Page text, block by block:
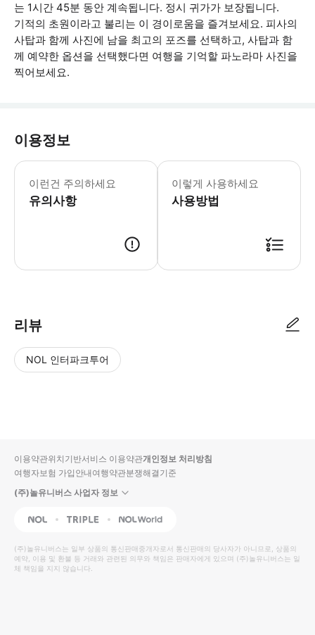
는 1시간 45분 동안 계속됩니다. 정시 귀가가 보장됩니다.
기적의 초원이라고 불리는 이 경이로움을 즐겨보세요. 피사의
사탑과 함께 사진에 남을 최고의 포즈를 선택하고, 사탑과 함
께 예약한 옵션을 선택했다면 여행을 기억할 파노라마 사진을
찍어보세요.
이용정보
이런건 주의하세요
유의사항
출발 시간은 크루즈 선박 도착에 따라
이렇게 사용하세요
사용방법
리뷰
NOL 인터파크투어
입니
다.
높
은
순
동
영
상
순
상
이용약관위치기반서비스 이용약관개인정보 처리방침
여행자보험 가입안내여행약관분쟁해결기준
(주)놀유니버스 사업자 정보
NOL Triple Interpark Global
(주)놀유니버스는 일부 상품의 통신판매중개자로서 통신판매의 당사자가 아니므로, 상품의
예약, 이용 및 환불 등 거래와 관련된 의무와 책임은 판매자에게 있으며 (주)놀유니버스는 일
체 책임을 지지 않습니다.